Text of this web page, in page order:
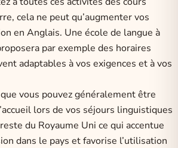
cela ne peut qu’augmenter vos
en Anglais. Une école de langue à
par exemple des horaires
adaptables à vos exigences et à vos
vous pouvez généralement être
lors de vos séjours linguistiques
du Royaume Uni ce qui accentue
dans le pays et favorise l’utilisation